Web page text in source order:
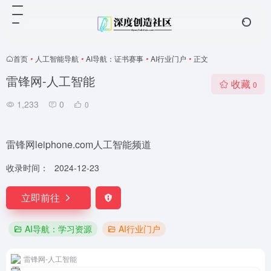
首页 • 人工智能导航 • AI导航：证书赛事 • AI行业门户 • 正文
雷锋网-人工智能
1,233 0 0
收藏 0
雷锋网leiphone.com人工智能频道
收录时间： 2024-12-23
立即前往
AI导航：学习资源 AI行业门户
雷锋网-人工智能